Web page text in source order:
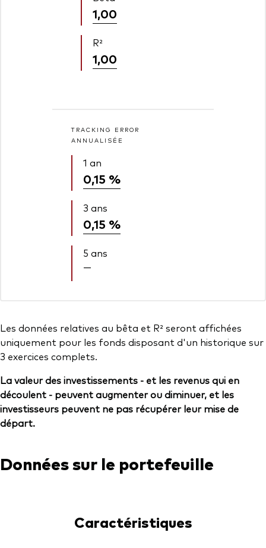
1,00
R²
1,00
TRACKING ERROR
ANNUALISÉE
1 an
0,15 %
3 ans
0,15 %
5 ans
—
Les données relatives au bêta et R² seront affichées
uniquement pour les fonds disposant d'un historique sur
3 exercices complets.
La valeur des investissements - et les revenus qui en
découlent - peuvent augmenter ou diminuer, et les
investisseurs peuvent ne pas récupérer leur mise de
départ.
Données sur le portefeuille
Caractéristiques